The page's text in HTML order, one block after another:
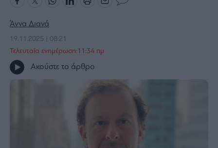
The
Wiseman
Room
301
Άννα Διανά
19.11.2025 | 08:21
Τελευταία ενημέρωση:11:34 πμ
Ακούστε το άρθρο